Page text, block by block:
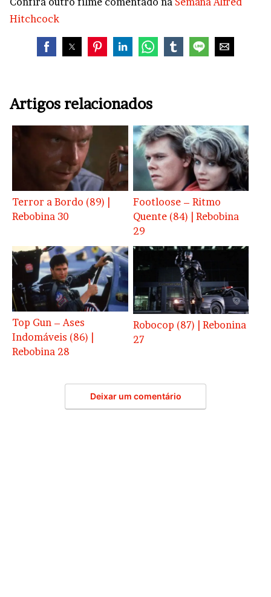
Hitchcock
Artigos relacionados
Terror a Bordo (89) |
Rebobina 30
Footloose – Ritmo
Quente (84) | Rebobina
29
Top Gun – Ases
Indomáveis (86) |
Rebobina 28
Robocop (87) | Rebonina
27
Deixar um comentário